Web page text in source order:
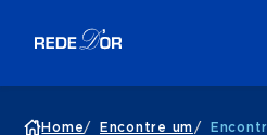
Home/
Encontre um /